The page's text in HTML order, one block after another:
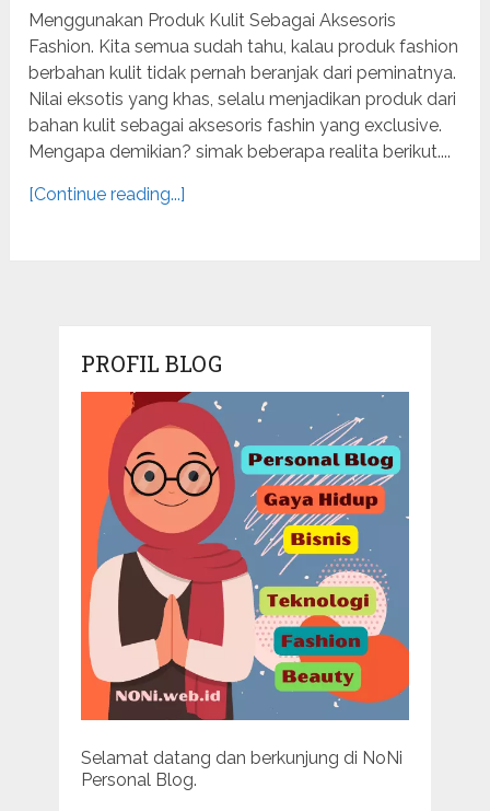
Menggunakan Produk Kulit Sebagai Aksesoris
Fashion. Kita semua sudah tahu, kalau produk fashion
berbahan kulit tidak pernah beranjak dari peminatnya.
Nilai eksotis yang khas, selalu menjadikan produk dari
bahan kulit sebagai aksesoris fashin yang exclusive.
Mengapa demikian? simak beberapa realita berikut....
[Continue reading...]
PROFIL BLOG
Selamat datang dan berkunjung di NoNi
Personal Blog.